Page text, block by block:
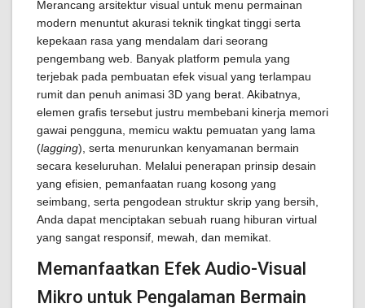
Merancang arsitektur visual untuk menu permainan
modern menuntut akurasi teknik tingkat tinggi serta
kepekaan rasa yang mendalam dari seorang
pengembang web. Banyak platform pemula yang
terjebak pada pembuatan efek visual yang terlampau
rumit dan penuh animasi 3D yang berat. Akibatnya,
elemen grafis tersebut justru membebani kinerja memori
gawai pengguna, memicu waktu pemuatan yang lama
(lagging), serta menurunkan kenyamanan bermain
secara keseluruhan. Melalui penerapan prinsip desain
yang efisien, pemanfaatan ruang kosong yang
seimbang, serta pengodean struktur skrip yang bersih,
Anda dapat menciptakan sebuah ruang hiburan virtual
yang sangat responsif, mewah, dan memikat.
Memanfaatkan Efek Audio-Visual
Mikro untuk Pengalaman Bermain